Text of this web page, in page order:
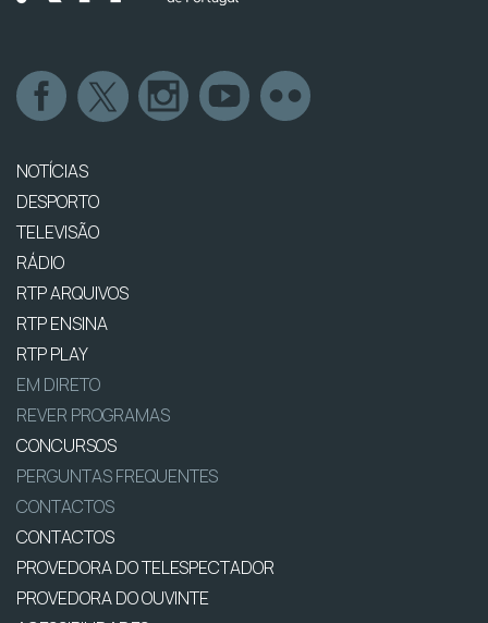
NOTÍCIAS
DESPORTO
TELEVISÃO
RÁDIO
RTP ARQUIVOS
RTP ENSINA
RTP PLAY
EM DIRETO
REVER PROGRAMAS
CONCURSOS
PERGUNTAS FREQUENTES
CONTACTOS
CONTACTOS
PROVEDORA DO TELESPECTADOR
PROVEDORA DO OUVINTE